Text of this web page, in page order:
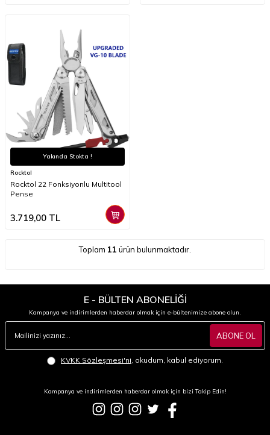
Yakında Stokta !
Rocktol
Rocktol 22 Fonksiyonlu Multitool
Pense
3.719,00 TL
Toplam 11 ürün bulunmaktadır.
E - BÜLTEN ABONELİĞİ
Kampanya ve indirimlerden haberdar olmak için e-bültenimize abone olun.
ABONE OL
KVKK Sözleşmesi'ni, okudum, kabul ediyorum.
Kampanya ve indirimlerden haberdar olmak için bizi Takip Edin!